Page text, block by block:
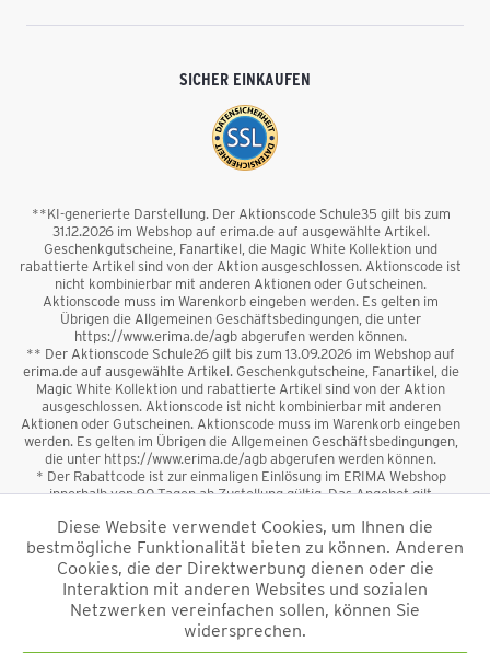
SICHER EINKAUFEN
**KI-generierte Darstellung. Der Aktionscode Schule35 gilt bis zum
31.12.2026 im Webshop auf erima.de auf ausgewählte Artikel.
Geschenkgutscheine, Fanartikel, die Magic White Kollektion und
rabattierte Artikel sind von der Aktion ausgeschlossen. Aktionscode ist
nicht kombinierbar mit anderen Aktionen oder Gutscheinen.
Aktionscode muss im Warenkorb eingeben werden. Es gelten im
Übrigen die Allgemeinen Geschäftsbedingungen, die unter
https://www.erima.de/agb abgerufen werden können.
** Der Aktionscode Schule26 gilt bis zum 13.09.2026 im Webshop auf
erima.de auf ausgewählte Artikel. Geschenkgutscheine, Fanartikel, die
Magic White Kollektion und rabattierte Artikel sind von der Aktion
ausgeschlossen. Aktionscode ist nicht kombinierbar mit anderen
Aktionen oder Gutscheinen. Aktionscode muss im Warenkorb eingeben
werden. Es gelten im Übrigen die Allgemeinen Geschäftsbedingungen,
die unter https://www.erima.de/agb abgerufen werden können.
* Der Rabattcode ist zur einmaligen Einlösung im ERIMA Webshop
innerhalb von 90 Tagen ab Zustellung gültig. Das Angebot gilt
sowie Geschenkgutscheine sind vom Rabatt ausgeschlossen. Der
Rabattcode ist nicht mit anderen Aktionen oder Gutscheinen
kombinierbar. Der Mindestbestellwert beträgt 50 €
*Alle Preise verstehen sich inkl. Mehrwertsteuer und zzgl.
und ggf. Nachnahmegebühren, wenn nicht anders
Diese Website verwendet Cookies, um Ihnen die
bestmögliche Funktionalität bieten zu können. Anderen
Cookies, die der Direktwerbung dienen oder die
Interaktion mit anderen Websites und sozialen
Netzwerken vereinfachen sollen, können Sie
widersprechen.